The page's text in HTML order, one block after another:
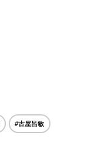
#古屋呂敏